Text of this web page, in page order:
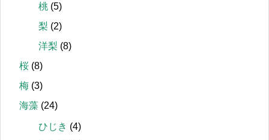
桃 (5)
梨 (2)
洋梨 (8)
桜 (8)
梅 (3)
海藻 (24)
ひじき (4)